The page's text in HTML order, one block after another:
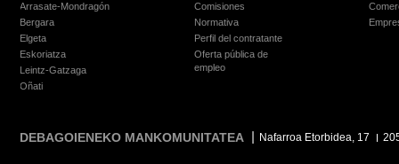
Arrasate-Mondragón
Bergara
Elgeta
Eskoriatza
Leintz-Gatzaga
Oñati
Comisiones
Normativa
Perfil del contratante
Oferta pública de
empleo
DEBAGOIENEKO MANKOMUNITATEA Nafarroa Etorbidea, 17